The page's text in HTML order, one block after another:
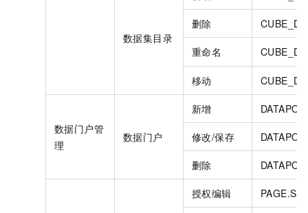
数据集目录
删除
重命名
移动
数据门户管
理
数据门户
新增
修改/保存
删除
授权编辑